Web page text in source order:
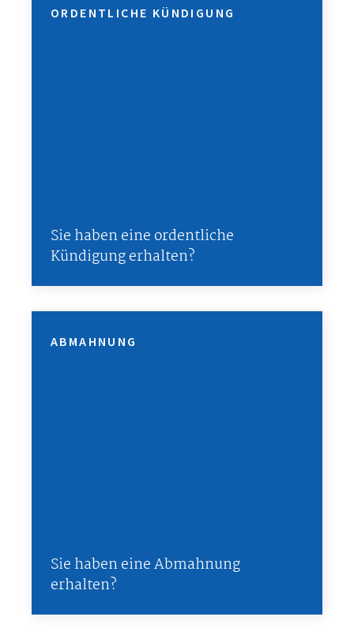
Sie haben eine ordentliche
Kündigung erhalten?
ORDENTLICHE KÜNDIGUNG
Sie haben eine Abmahnung
erhalten?
ABMAHNUNG